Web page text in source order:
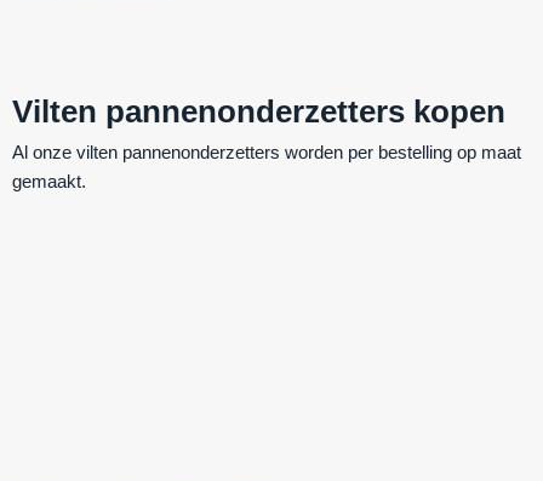
Vilten pannenonderzetters kopen
Al onze vilten pannenonderzetters worden per bestelling op maat
gemaakt.